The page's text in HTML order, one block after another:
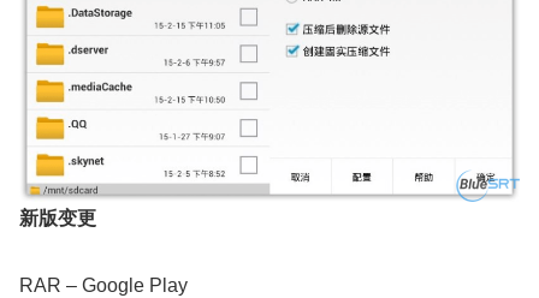
新版变更
RAR – Google Play